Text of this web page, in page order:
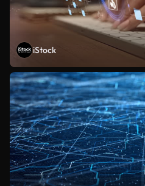
iStock